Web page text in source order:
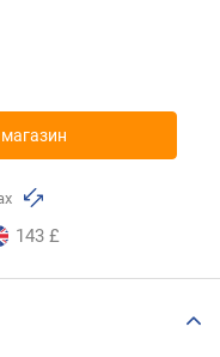
143 £